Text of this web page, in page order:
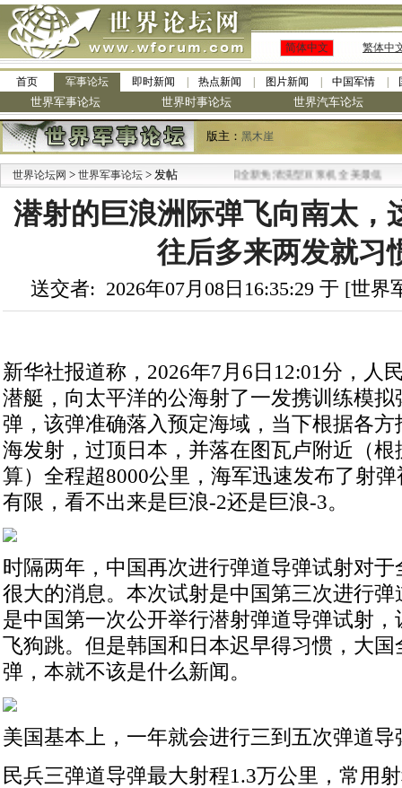
简体中文 繁体中
首页 军事论坛 即时新闻 热点新闻 图片新闻 中国军情
世界军事论坛 世界时事论坛 世界汽车论坛
版主： 黑木崖
世界论坛网 > 世界军事论坛 > 发帖· 九阳全新免清洗型豆浆机 全美最低
潜射的巨浪洲际弹飞向南太，
往后多来两发就习
送交者: 2026年07月08日16:35:29 于 [世
新华社报道称，2026年7月6日12:01分，人
潜艇，向太平洋的公海射了一发携训练模
弹，该弹准确落入预定海域，当下根据各
海发射，过顶日本，并落在图瓦卢附近（
算）全程超8000公里，海军迅速发布了射
有限，看不出来是巨浪-2还是巨浪-3。
时隔两年，中国再次进行弹道导弹试射对
很大的消息。本次试射是中国第三次进行
是中国第一次公开举行潜射弹道导弹试射
飞狗跳。但是韩国和日本迟早得习惯，大
弹，本就不该是什么新闻。
美国基本上，一年就会进行三到五次弹道导
民兵三弹道导弹最大射程1.3万公里，常用